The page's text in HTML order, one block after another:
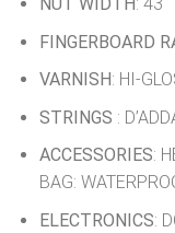
FINGERBOARD
VARNISH: HI-
STRINGS :
ACCESSORIES:
BAG:
ELECTRONICS: